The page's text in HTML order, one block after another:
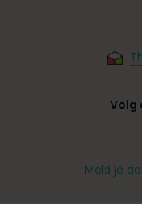
Volg
Meld je